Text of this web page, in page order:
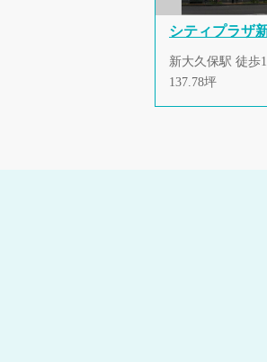
シティプラザ
新大久保駅 徒歩
137.78坪